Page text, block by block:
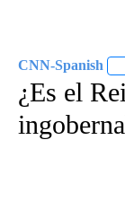
CNN-Spanish
¿Es el